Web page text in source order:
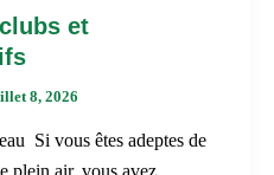
et
8, 2026
Si vous êtes adeptes de